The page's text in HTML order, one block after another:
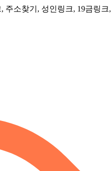
주소찾기, 성인링크, 19금링크,